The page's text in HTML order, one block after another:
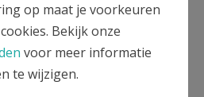
Diepenbeek
op maat je voorkeuren
Bekijk onze
voor meer informatie
te wijzigen.